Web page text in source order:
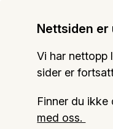
Nettsiden er
Vi har nettopp
sider er
Finner du ikke
med oss.